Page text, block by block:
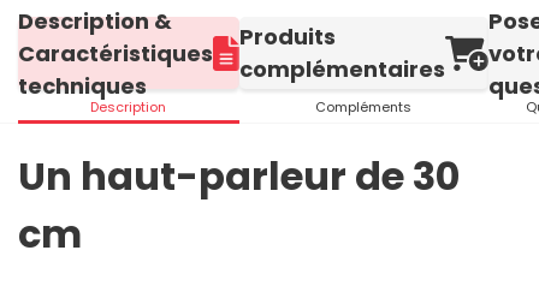
Description &
Caractéristiques
techniques
Description
Produits
complémentaires
Compléments
Un haut-parleur de 30
cm